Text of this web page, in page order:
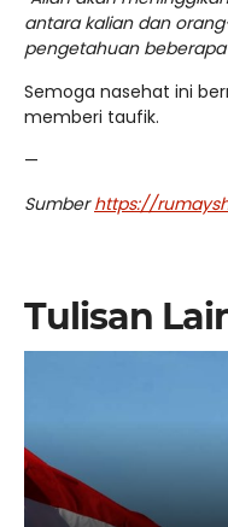
antara kalian dan
pengetahuan
Semoga nasehat ini
memberi taufik.
—
Sumberhttps://
Tulisan